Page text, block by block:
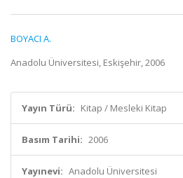
BOYACI A.
Anadolu Üniversitesi, Eskişehir, 2006
Yayın Türü: Kitap / Mesleki Kitap
Basım Tarihi: 2006
Yayınevi: Anadolu Üniversitesi